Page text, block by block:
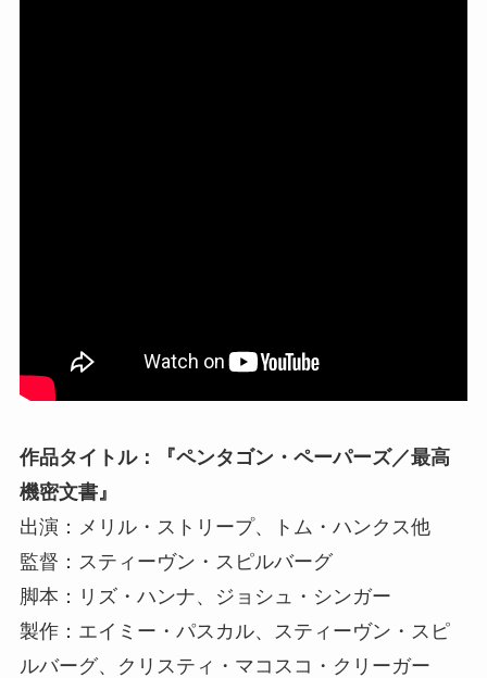
作品タイトル：『ペンタゴン・ペーパーズ／最高
機密文書』
出演：メリル・ストリープ、トム・ハンクス他
監督：スティーヴン・スピルバーグ
脚本：リズ・ハンナ、ジョシュ・シンガー
製作：エイミー・パスカル、スティーヴン・スピ
ルバーグ、クリスティ・マコスコ・クリーガー